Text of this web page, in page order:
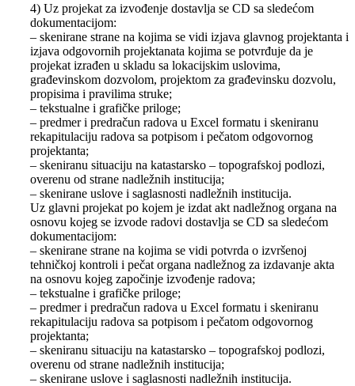
4) Uz projekat za izvođenje dostavlja se CD sa sledećom
dokumentacijom:
– skenirane strane na kojima se vidi izjava glavnog projektanta i
izjava odgovornih projektanata kojima se potvrđuje da je
projekat izrađen u skladu sa lokacijskim uslovima,
građevinskom dozvolom, projektom za građevinsku dozvolu,
propisima i pravilima struke;
– tekstualne i grafičke priloge;
– predmer i predračun radova u Excel formatu i skeniranu
rekapitulaciju radova sa potpisom i pečatom odgovornog
projektanta;
– skeniranu situaciju na katastarsko – topografskoj podlozi,
overenu od strane nadležnih institucija;
– skenirane uslove i saglasnosti nadležnih institucija.
Uz glavni projekat po kojem je izdat akt nadležnog organa na
osnovu kojeg se izvode radovi dostavlja se CD sa sledećom
dokumentacijom:
– skenirane strane na kojima se vidi potvrda o izvršenoj
tehničkoj kontroli i pečat organa nadležnog za izdavanje akta
na osnovu kojeg započinje izvođenje radova;
– tekstualne i grafičke priloge;
– predmer i predračun radova u Excel formatu i skeniranu
rekapitulaciju radova sa potpisom i pečatom odgovornog
projektanta;
– skeniranu situaciju na katastarsko – topografskoj podlozi,
overenu od strane nadležnih institucija;
– skenirane uslove i saglasnosti nadležnih institucija.